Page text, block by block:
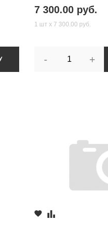
7 300.00 руб.
1 шт х 7 300.00 руб.
- +